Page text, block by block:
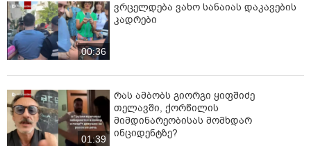
00:36
ვრცელდება ვახო სანაიას დაკავების
კადრები
01:39
რას ამბობს გიორგი ყიფშიძე
თელავში, ქორწილის
მიმდინარეობისას მომხდარ
ინციდენტზე?